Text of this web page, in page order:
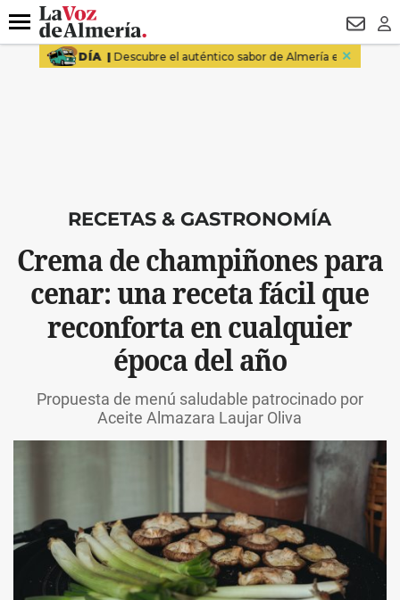
DESTACADO
Menú
RECETAS & GASTRONOMÍA
Crema de champiñones para
cenar: una receta fácil que
reconforta en cualquier
época del año
Propuesta de menú saludable patrocinado por
Aceite Almazara Laujar Oliva